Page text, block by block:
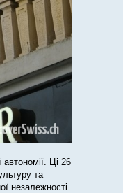
Ці 26
та
незалежності.